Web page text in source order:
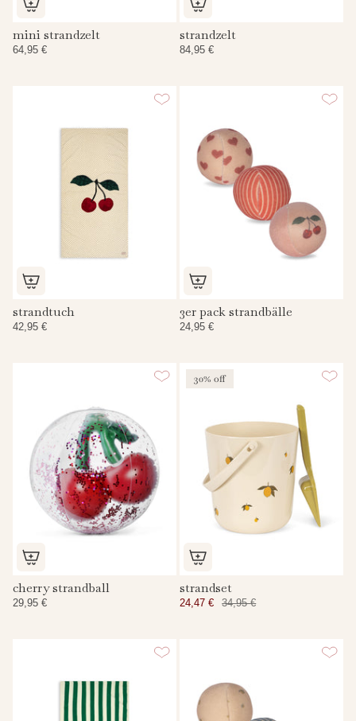
mini strandzelt
64,95 €
strandzelt
84,95 €
strandtuch
42,95 €
3er pack strandbälle
24,95 €
cherry strandball
29,95 €
30% off
strandset
24,47 € 34,95 €